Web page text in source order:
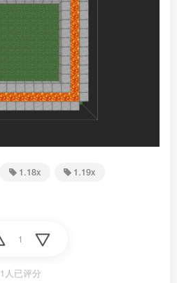
1.18x
1.19x
1
1人已评分